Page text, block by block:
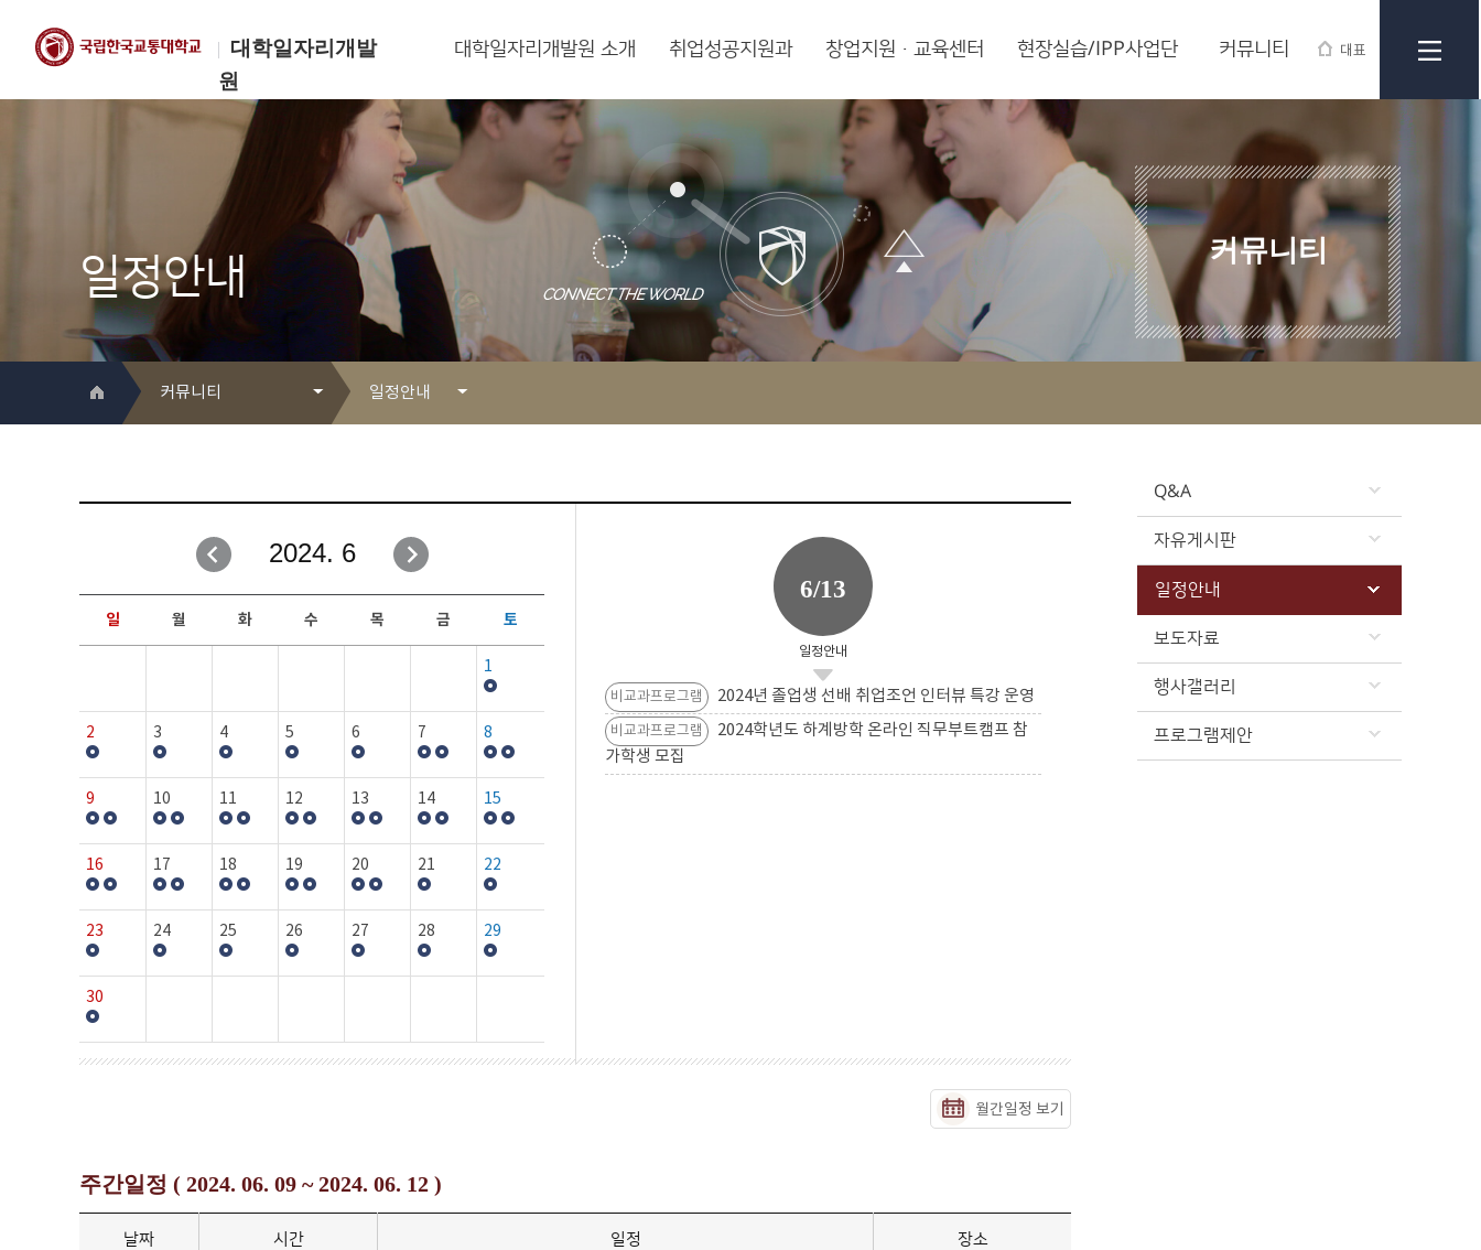
대학일자리개발
원
대표
한국교통대학교
대학일자리개발원
대학일자리개발원 소개 취업성공지원과 창업지원·교육센터 현장실습/IPP사업단 커뮤니티
일정안내
커뮤니티
커뮤니티
취업성공지원과
창업지원·교육센터
현장실습/IPP사업단
커뮤니티
일정안내
자유게시판
일정안내
보도자료
행사갤러리
Q&A
자유게시판
일정안내
보도자료
행사갤러리
프로그램제안
2024. 6
일 월 화 수 목 금 토
1
2 3 4 5 6 7 8
9 10 11 12 13 14 15
16 17 18 19 20 21 22
23 24 25 26 27 28 29
30
6/13
일정안내
비교과프로그램 2024년 졸업생 선배 취업조언 인터뷰 특강 운영
비교과프로그램
2024학년도 하계방학 온라인 직무부트캠프 참
가학생 모집
월간일정 보기
주간일정 ( 2024. 06. 09 ~ 2024. 06. 12 )
날짜 시간 일정 장소